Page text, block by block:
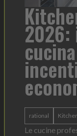
rational
Le cucine